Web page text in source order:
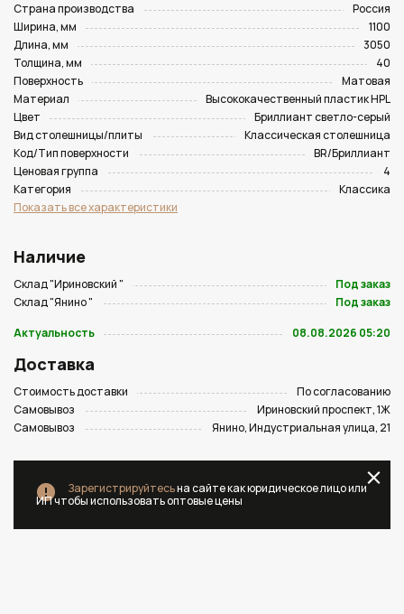
Страна производства
Россия
Ширина, мм
1100
Длина, мм
3050
Толщина, мм
40
Поверхность
Матовая
Материал
Высококачественный пластик HPL
Цвет
Бриллиант светло-серый
Вид столешницы/плиты
Классическая столешница
Код/Тип поверхности
BR/Бриллиант
Ценовая группа
4
Категория
Классика
Показать все характеристики
Наличие
Склад "Ириновский "
Под заказ
Склад "Янино "
Под заказ
Актуальность
08.08.2026 05:20
Доставка
Стоимость доставки
По согласованию
Самовывоз
Ириновский проспект, 1Ж
Самовывоз
Янино, Индустриальная улица, 21
Зарегистрируйтесьна сайте как юридическое лицо или
ИП чтобы использовать оптовые цены